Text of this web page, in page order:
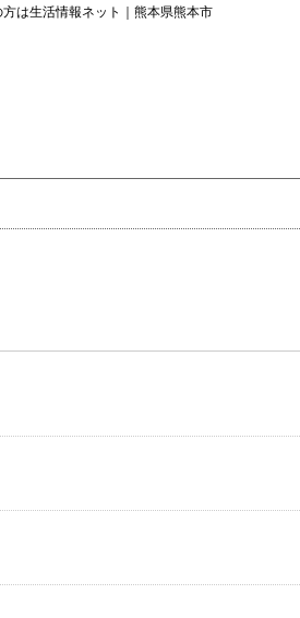
は生活情報ネット｜熊本県熊本市